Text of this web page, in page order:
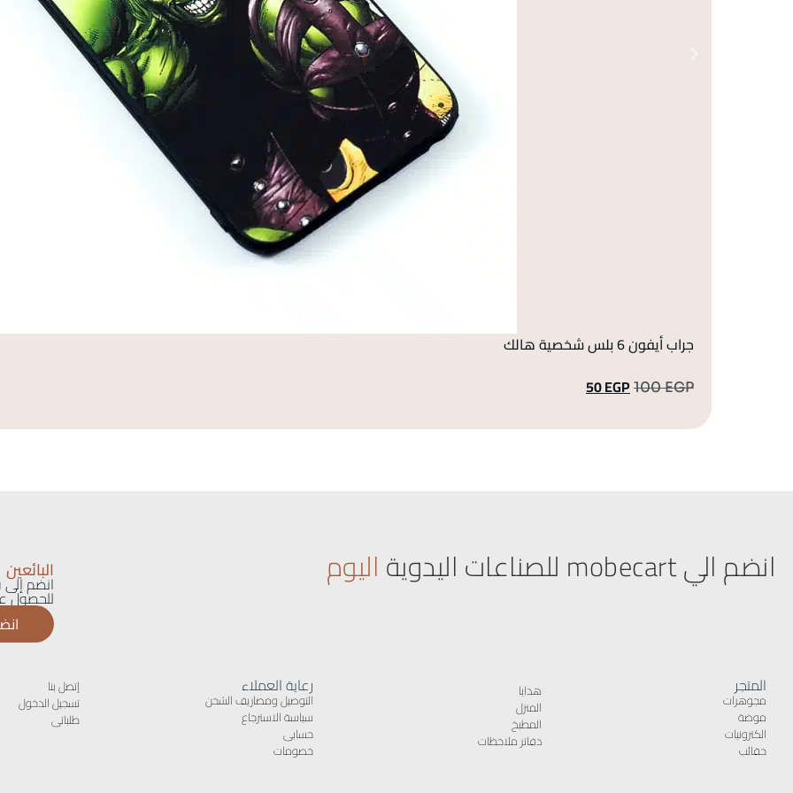
جراب أيفون 6 بلس شخصية هالك
100EGP
50EGP
انضم الي mobecart للصناعات اليدوية اليوم البائعين
انضم إلى
للحصول
المتجر
مجوهرات
موضة
الكترونيات
حقائب
هدايا
المنزل
المطبخ
دفاتر ملاحظات
رعاية العملاء
التوصيل ومصاريف الشحن
سياسة الاسترجاع
حسابى
خصومات
إتصل بنا
تسجيل الدخول
طلباتى